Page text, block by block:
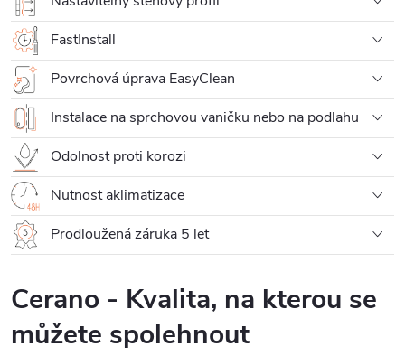
FastInstall
Povrchová úprava EasyClean
Instalace na sprchovou vaničku nebo na podlahu
Odolnost proti korozi
Nutnost aklimatizace
Prodloužená záruka 5 let
Cerano - Kvalita, na kterou se
můžete spolehnout